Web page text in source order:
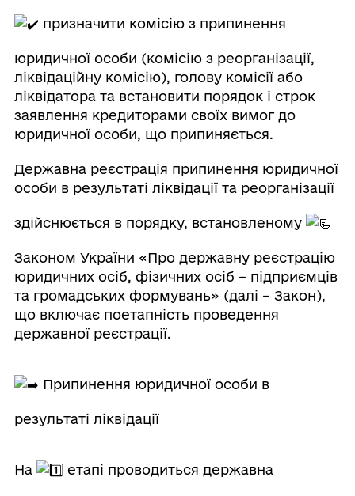
призначити комісію з припинення
юридичної особи (комісію з реорганізації,
ліквідаційну комісію), голову комісії або
ліквідатора та встановити порядок і строк
заявлення кредиторами своїх вимог до
юридичної особи, що припиняється.
Державна реєстрація припинення юридичної
особи в результаті ліквідації та реорганізації
здійснюється в порядку, встановленому
Законом України «Про державну реєстрацію
юридичних осіб, фізичних осіб – підприємців
та громадських формувань» (далі – Закон),
що включає поетапність проведення
державної реєстрації.
Припинення юридичної особи в
результаті ліквідації
На етапі проводиться державна